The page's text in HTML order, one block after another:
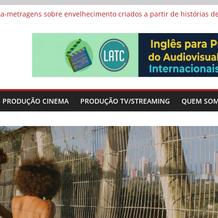
e divide prêmio principal entre “Manas” e “O Agente Secreto”
metragens sobre envelhecimento criados a partir de histórias
de escolas públicas
adaptação brasileira de série argentina para o
PRODUÇÃO CINEMA PRODUÇÃO TV/STREAMING QUEM